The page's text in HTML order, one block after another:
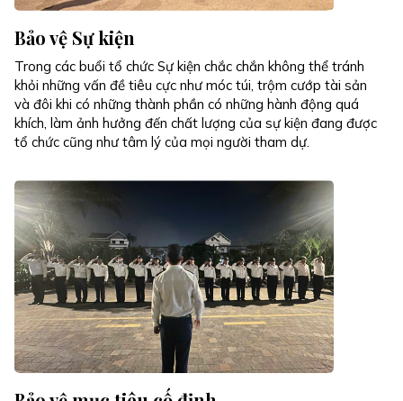
Bảo vệ Sự kiện
Trong các buổi tổ chức Sự kiện chắc chắn không thể tránh
khỏi những vấn đề tiêu cực như móc túi, trộm cướp tài sản
và đôi khi có những thành phần có những hành động quá
khích, làm ảnh hưởng đến chất lượng của sự kiện đang được
tổ chức cũng như tâm lý của mọi người tham dự.